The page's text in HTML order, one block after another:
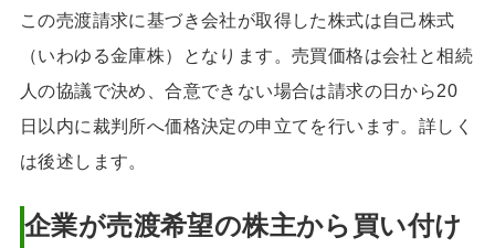
この売渡請求に基づき会社が取得した株式は自己株式
（いわゆる金庫株）となります。売買価格は会社と相続
人の協議で決め、合意できない場合は請求の日から20
日以内に裁判所へ価格決定の申立てを行います。詳しく
は後述します。
企業が売渡希望の株主から買い付け